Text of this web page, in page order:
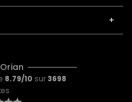
8.79/10 sur 3698